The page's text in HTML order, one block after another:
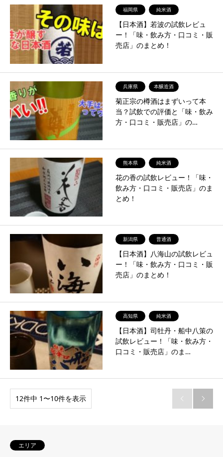
福岡県 純米酒
【日本酒】若波の試飲レビュ
ー！「味・飲み方・口コミ・販
売店」のまとめ！
兵庫県 本醸造酒
菊正宗の樽酒はまずいって本
当？試飲での評価と「味・飲み
方・口コミ・販売店」の…
熊本県 純米酒
花の香の試飲レビュー！「味・
飲み方・口コミ・販売店」のま
とめ！
新潟県 普通酒
【日本酒】八海山の試飲レビュ
ー！「味・飲み方・口コミ・販
売店」のまとめ！
高知県 純米酒
【日本酒】司牡丹・船中八策の
試飲レビュー！「味・飲み方・
口コミ・販売店」のま…
12件中 1〜10件を表示  
エリア